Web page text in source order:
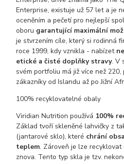
Enterprise, existuje už 57 let a je
oceněním a pečetí pro nejlepší
oboru garantující maximální
je stvrzením cíle, který si rodinná
roce 1999, kdy vznikla - nabízet
etické a čisté doplňky stravy. V
svém portfoliu má již více než 220,
zákazníky od Islandu až po Jižní
100% recyklovatelné obaly
Viridian Nutrition používá 100%
Základ tvoří skleněné lahvičky z
(jantarové sklo), které chrání
teplem. Zároveň je lze recyklovat
znova. Tento typ skla je tzv.